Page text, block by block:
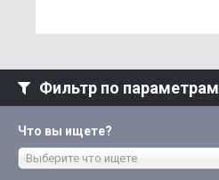
Фильтр по параметрам
Что вы ищете?
Выберите что ищете